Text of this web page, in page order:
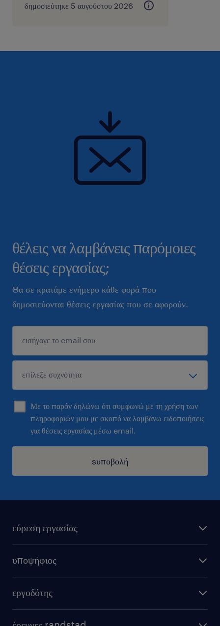
δημοσιεύτηκε 5 αυγούστου 2026
θέλεις να λαμβάνεις παρόμοιες
θέσεις εργασίας;
Θα σε κρατάμε ενήμερο κάθε φορά που
δημοσιεύονται θέσεις εργασίας που σε αφορούν.
Με το παρόν δηλώνω ότι συμφωνώ με τη χρήση των
πληροφοριών μου με σκοπό να λαμβάνω ειδοποιήσεις
για θέσεις εργασίας μέσω email.
sυποβολή
εύρεση εργασίας
εξ αποστάσεως εργασία
υποψήφιος
συμβουλές καριέρας
εργοδότης